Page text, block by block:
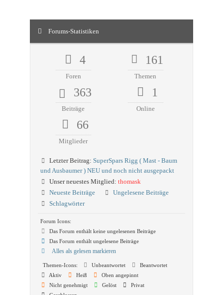
Forums-Statistiken
4
Foren
161
Themen
363
Beiträge
1
Online
66
Mitglieder
Letzter Beitrag: SuperSpars Rigg ( Mast - Baum
und Ausbaumer ) NEU und noch nicht ausgepackt
Unser neuestes Mitglied: thomask
Neueste Beiträge
Ungelesene Beiträge
Schlagwörter
Forum Icons:
Das Forum enthält keine ungelesenen Beiträge
Das Forum enthält ungelesene Beiträge
Alles als gelesen markieren
Themen-Icons: Unbeantwortet
Beantwortet
Aktiv
Heiß
Oben angepinnt
Nicht genehmigt
Gelöst
Privat